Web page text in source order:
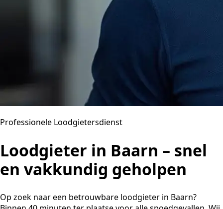
Professionele Loodgietersdienst
Loodgieter in Baarn – snel
en vakkundig geholpen
Op zoek naar een betrouwbare loodgieter in Baarn?